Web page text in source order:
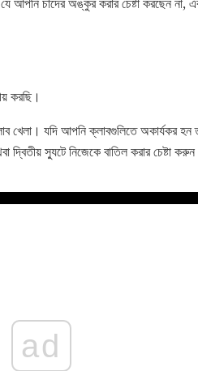
আপনি চাঁদের অঙ্কুর করার চেষ্টা করছেন না,
করছি।
খেলা। যদি আপনি ক্লাবগুলিতে অকার্যকর
স্যুটে নিজেকে বাতিল করার
ad